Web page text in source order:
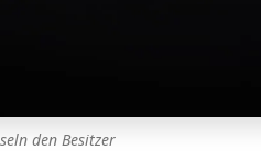
den Besitzer